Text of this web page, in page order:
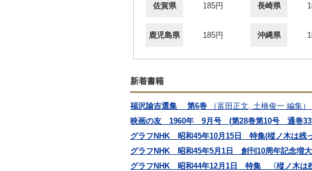
佐賀県 185円 長崎県
鹿児島県 185円 沖縄県
新着書籍
福沢諭吉選集 第6巻 （富田正文, 土橋俊一 編集）
映画の友 1960年 9月号 (第28巻第10号 通巻
グラフNHK 昭和45年10月15日 特集(樅ノ
グラフNHK 昭和45年5月1日 創刊10周年
グラフNHK 昭和44年12月1日 特集 〈樅